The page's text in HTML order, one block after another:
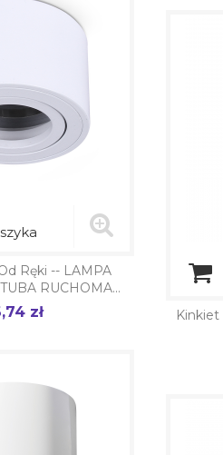
Ręki -- LAMPA
RUCHOMA...
zł Kinkiet